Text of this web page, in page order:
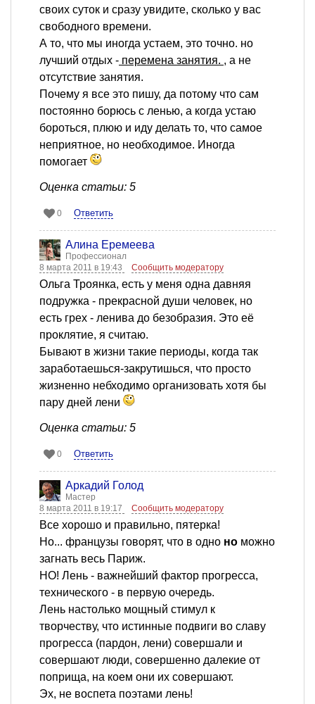
своих суток и сразу увидите, сколько у вас
свободного времени.
А то, что мы иногда устаем, это точно. но
лучший отдых - перемена занятия. , а не
отсутствие занятия.
Почему я все это пишу, да потому что сам
постоянно борюсь с ленью, а когда устаю
бороться, плюю и иду делать то, что самое
неприятное, но необходимое. Иногда
помогает
Оценка статьи: 5
0 Ответить
Алина Еремеева
Профессионал
8 марта 2011 в 19:43
Сообщить модератору
Ольга Троянка, есть у меня одна давняя
подружка - прекрасной души человек, но
есть грех - ленива до безобразия. Это её
проклятие, я считаю.
Бывают в жизни такие периоды, когда так
заработаешься-закрутишься, что просто
жизненно небходимо организовать хотя бы
пару дней лени
Оценка статьи: 5
0 Ответить
Аркадий Голод
Мастер
8 марта 2011 в 19:17
Сообщить модератору
Все хорошо и правильно, пятерка!
Но... французы говорят, что в одно но можно
загнать весь Париж.
НО! Лень - важнейший фактор прогресса,
технического - в первую очередь.
Лень настолько мощный стимул к
творчеству, что истинные подвиги во славу
прогресса (пардон, лени) совершали и
совершают люди, совершенно далекие от
поприща, на коем они их совершают.
Эх, не воспета поэтами лень!